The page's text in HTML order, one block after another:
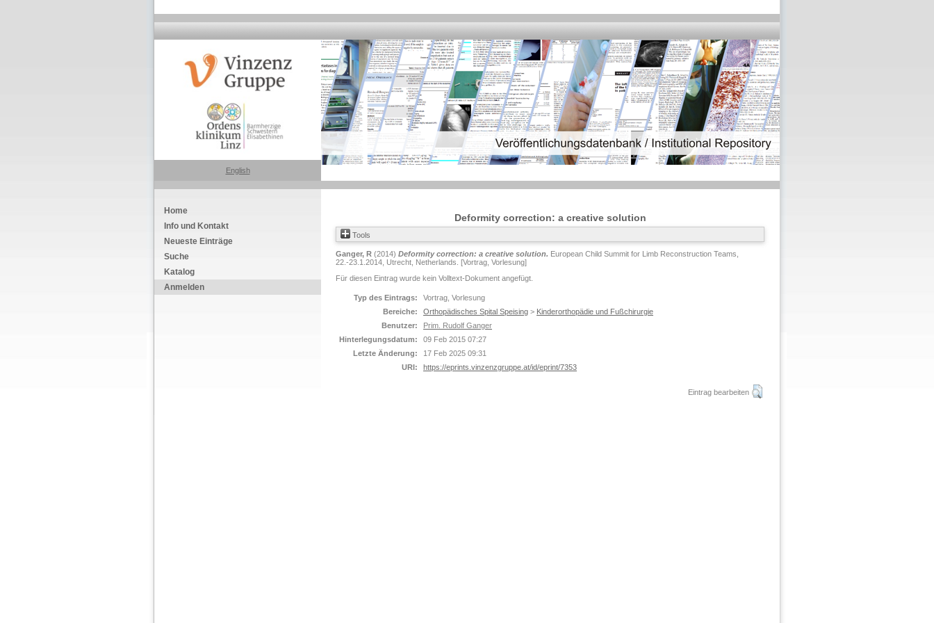
English
Home
Info und Kontakt
Neueste Einträge
Suche
Katalog
Anmelden
Deformity correction: a creative solution
Tools
Ganger, R (2014) Deformity correction: a creative solution. European Child Summit for Limb Reconstruction Teams,
22.-23.1.2014, Utrecht, Netherlands. [Vortrag, Vorlesung]
Für diesen Eintrag wurde kein Volltext-Dokument angefügt.
Typ des Eintrags:
Vortrag, Vorlesung
Bereiche:
Orthopädisches Spital Speising > Kinderorthopädie und Fußchirurgie
Benutzer:
Prim. Rudolf Ganger
Hinterlegungsdatum:
09 Feb 2015 07:27
Letzte Änderung:
17 Feb 2025 09:31
URI:
https://eprints.vinzenzgruppe.at/id/eprint/7353
Eintrag bearbeiten